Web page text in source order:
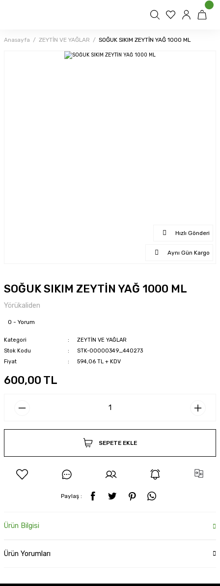
Anasayfa ZEYTİN VE YAĞLAR SOĞUK SIKIM ZEYTİN YAĞ 1000 ML
Hızlı Gönderi
Aynı Gün Kargo
SOĞUK SIKIM ZEYTİN YAĞ 1000 ML
Yörükaliden
0 - Yorum
Kategori
ZEYTİN VE YAĞLAR
Stok Kodu
STK-00000349_440273
Fiyat
594,06 TL + KDV
600,00 TL
SEPETE EKLE
Paylaş :
Ürün Bilgisi
Ürün Yorumları